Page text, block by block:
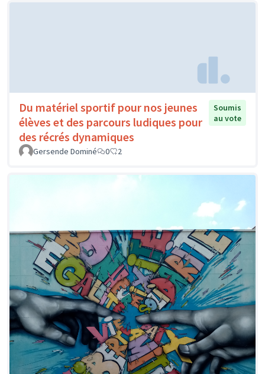
Du matériel sportif pour nos jeunes
élèves et des parcours ludiques pour
des récrés dynamiques
Soumis
au vote
Gersende Dominé 0 2